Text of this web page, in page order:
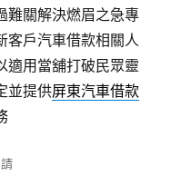
難關解決燃眉之急專
客戶汽車借款相關人
適用當舖打破民眾靈
並提供屏東汽車借款